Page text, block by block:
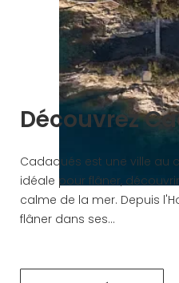
Découvrez
Cadaqués est une ville au
idéale pour flâner,
calme de la mer. Depuis
flâner dans ses...